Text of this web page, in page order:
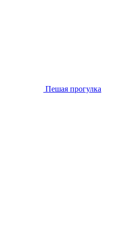
Пешая прогулка